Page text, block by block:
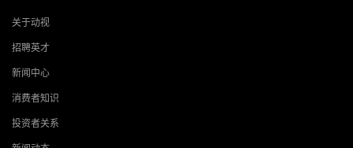
关于动视
招聘英才
新闻中心
消费者知识
投资者关系